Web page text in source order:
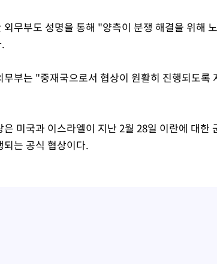
외무부도 성명을 통해 "양측이 분쟁 해결을 위해
무부는 "중재국으로서 협상이 원활히 진행되도
은 미국과 이스라엘이 지난 2월 28일 이란에 대한
되는 공식 협상이다.